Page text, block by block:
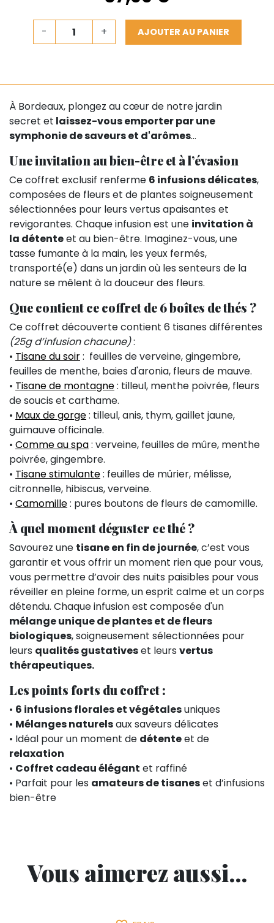
- + AJOUTER AU PANIER
À Bordeaux, plongez au cœur de notre jardin
secret et laissez-vous emporter par une
symphonie de saveurs et d'arômes...
Une invitation au bien-être et à l’évasion
Ce coffret exclusif renferme 6 infusions délicates,
composées de fleurs et de plantes soigneusement
sélectionnées pour leurs vertus apaisantes et
revigorantes. Chaque infusion est une invitation à
la détenteet au bien-être. Imaginez-vous, une
tasse fumante à la main, les yeux fermés,
transporté(e) dans un jardin où les senteurs de la
nature se mêlent à la douceur des fleurs.
Que contient ce coffret de 6 boîtes de thés ?
Ce coffret découverte contient 6 tisanes différentes
(25g d’infusion chacune):
• Tisane du soir: feuilles de verveine, gingembre,
feuilles de menthe, baies d'aronia, fleurs de mauve.
• Tisane de montagne: tilleul, menthe poivrée, fleurs
de soucis et carthame.
• Maux de gorge: tilleul, anis, thym, gaillet jaune,
guimauve officinale.
• Comme au spa: verveine, feuilles de mûre, menthe
poivrée, gingembre.
• Tisane stimulante: feuilles de mûrier, mélisse,
citronnelle, hibiscus, verveine.
• Camomille: pures boutons de fleurs de camomille.
À quel moment déguster ce thé ?
Savourez une tisane en fin de journée, c’est vous
garantir et vous offrir un moment rien que pour vous,
vous permettre d’avoir des nuits paisibles pour vous
réveiller en pleine forme, un esprit calme et un corps
détendu. Chaque infusion est composée d'un
mélange unique de plantes et de fleurs
biologiques, soigneusement sélectionnées pour
leurs qualités gustativeset leurs vertus
thérapeutiques.
Les points forts du coffret :
• 6 infusions florales et végétalesuniques
• Mélanges naturelsaux saveurs délicates
• Idéal pour un moment de détenteet de
relaxation
• Coffret cadeau élégant et raffiné
• Parfait pour les amateurs de tisaneset d’infusions
bien-être
Vous aimerez aussi...